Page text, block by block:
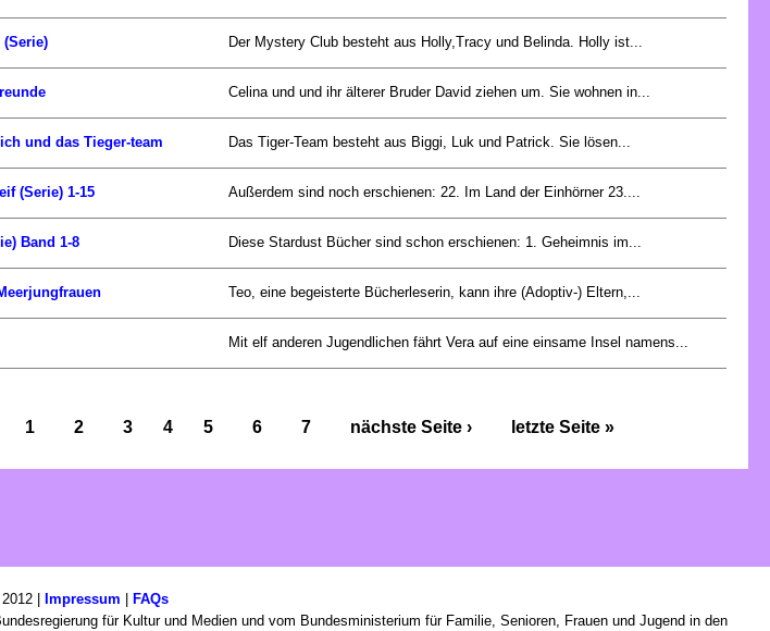
Der Mystery Club besteht aus Holly,Tracy und Belinda. Holly ist...
Celina und und ihr älterer Bruder David ziehen um. Sie wohnen in...
und das Tieger-team Das Tiger-Team besteht aus Biggi, Luk und Patrick. Sie lösen...
(Serie) 1-15 Außerdem sind noch erschienen: 22. Im Land der Einhörner 23....
Band 1-8 Diese Stardust Bücher sind schon erschienen: 1. Geheimnis im...
Teo, eine begeisterte Bücherleserin, kann ihre (Adoptiv-) Eltern,...
Mit elf anderen Jugendlichen fährt Vera auf eine einsame Insel namens...
1 2 3 4 5 6 7 nächste Seite › letzte Seite »
2012 | Impressum | FAQs
für Kultur und Medien und vom Bundesministerium für Familie, Senioren, Frauen und Jugend in den